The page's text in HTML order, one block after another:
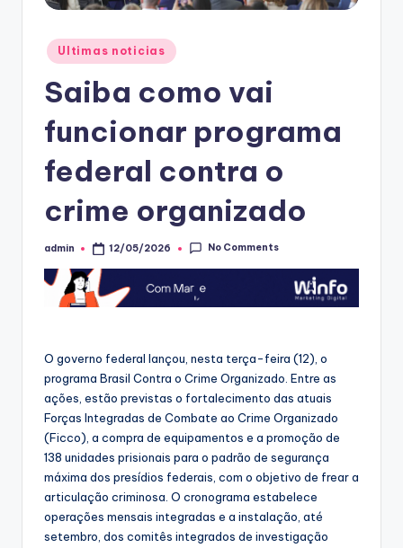
Posted
in
Ultimas noticias
Saiba como vai
funcionar programa
federal contra o
crime organizado
Posted
admin 12/05/2026 No Comments
O governo federal lançou, nesta terça-feira (12), o
programa Brasil Contra o Crime Organizado. Entre as
ações, estão previstas o fortalecimento das atuais
Forças Integradas de Combate ao Crime Organizado
(Ficco), a compra de equipamentos e a promoção de
138 unidades prisionais para o padrão de segurança
máxima dos presídios federais, com o objetivo de frear a
articulação criminosa. O cronograma estabelece
operações mensais integradas e a instalação, até
setembro, dos comitês integrados de investigação